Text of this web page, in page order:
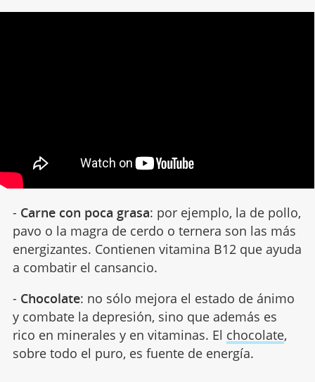
- Carne con poca grasa: por ejemplo, la de pollo,
pavo o la magra de cerdo o ternera son las más
energizantes. Contienen vitamina B12 que ayuda
a combatir el cansancio.
- Chocolate: no sólo mejora el estado de ánimo
y combate la depresión, sino que además es
rico en minerales y en vitaminas. El chocolate,
sobre todo el puro, es fuente de energía.